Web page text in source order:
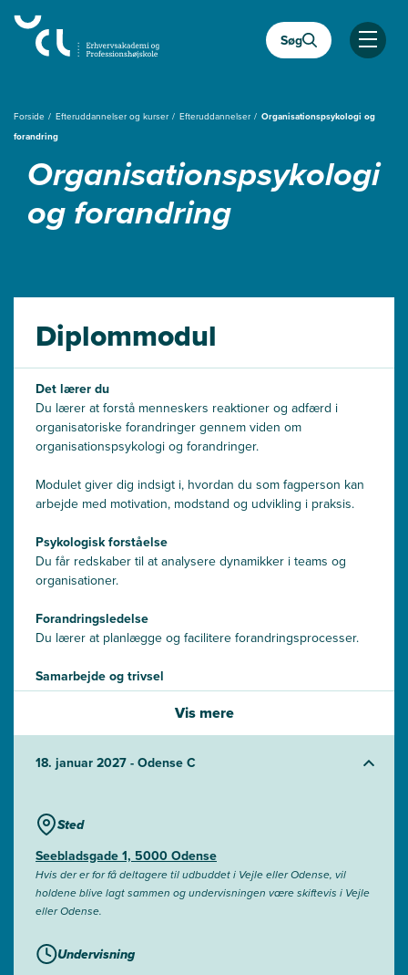
hovedindhold
Søg
Åben
Forside Efteruddannelser og kurser Efteruddannelser
Organisationspsykologi og
forandring
Organisations­psykologi
og forandring
Diplommodul
Det lærer du
Du lærer at forstå menneskers reaktioner og adfærd i
organisatoriske forandringer gennem viden om
organisationspsykologi og forandringer.
Modulet giver dig indsigt i, hvordan du som fagperson kan
arbejde med motivation, modstand og udvikling i praksis.
Psykologisk forståelse
Du får redskaber til at analysere dynamikker i teams og
organisationer.
Forandringsledelse
Du lærer at planlægge og facilitere forandringsprocesser.
Samarbejde og trivsel
Du arbejder med at styrke relationer og skabe fælles
Vis mere
18. januar 2027 - Odense C
Sted
Seebladsgade 1, 5000 Odense
Hvis der er for få deltagere til udbuddet i Vejle eller Odense, vil
holdene blive lagt sammen og undervisningen være skiftevis i Vejle
eller Odense.
Undervisning